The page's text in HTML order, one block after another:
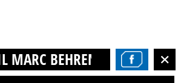
MARC BEHRENDS